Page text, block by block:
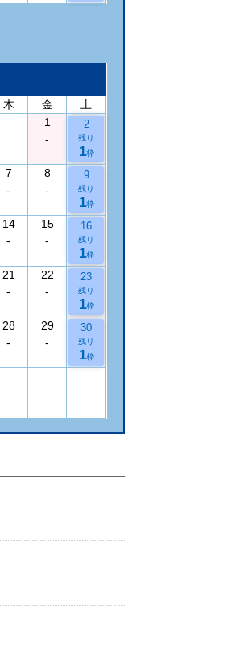
木 金
土
1
-
2
残り
1枠
7
-
8
-
9
残り
1枠
14
-
15
-
16
残り
1枠
21
-
22
-
23
残り
1枠
28
-
29
-
30
残り
1枠